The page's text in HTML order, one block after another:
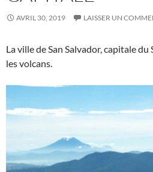
AVRIL 30, 2019 LAISSER UN
La ville de San Salvador, capitale
les volcans.